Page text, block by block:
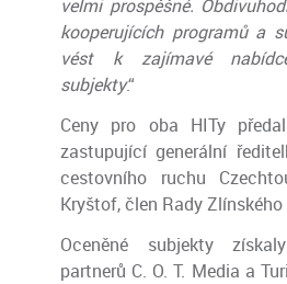
velmi prospěšné.
kooperujících programů a
vést k zajímavé
subjekty.“
Ceny pro oba HITy
zastupující generální
cestovního ruchu
Kryštof, člen Rady Zlínského
Oceněné subjekty
partnerů C. O. T. Media a